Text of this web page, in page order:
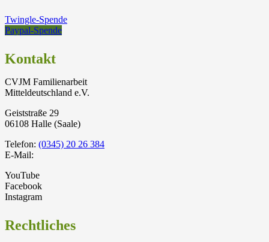
Twingle-Spende
Paypal-Spende
Kontakt
CVJM Familienarbeit
Mitteldeutschland e.V.
Geiststraße 29
06108 Halle (Saale)
Telefon: (0345) 20 26 384
E-Mail:
YouTube
Facebook
Instagram
Rechtliches